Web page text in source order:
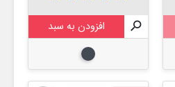

افزودن به سبد
مشکی